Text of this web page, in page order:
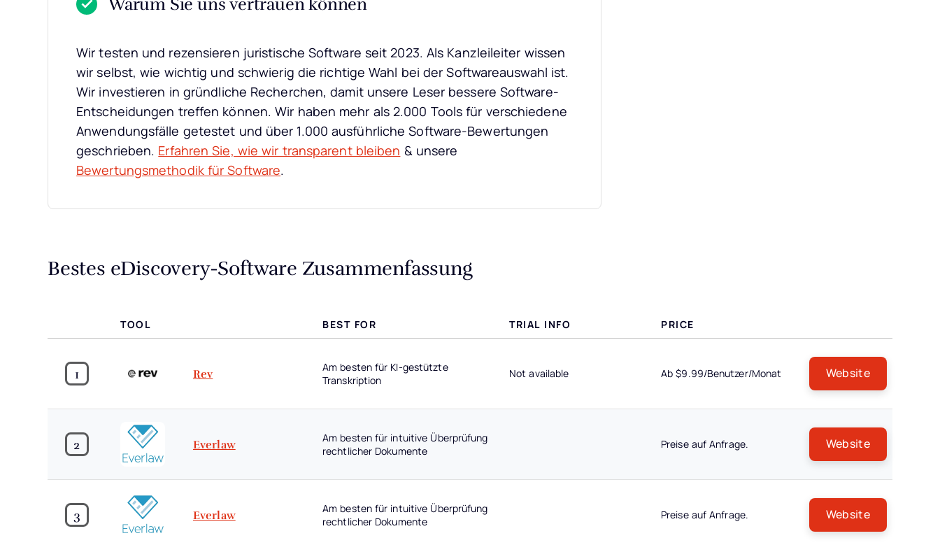
Wir testen und rezensieren juristische Software seit 2023. Als Kanzleileiter wissen
wir selbst, wie wichtig und schwierig die richtige Wahl bei der Softwareauswahl ist.
Wir investieren in gründliche Recherchen, damit unsere Leser bessere Software-
Entscheidungen treffen können. Wir haben mehr als 2.000 Tools für verschiedene
Anwendungsfälle getestet und über 1.000 ausführliche Software-Bewertungen
geschrieben. Erfahren Sie, wie wir transparent bleiben & unsere
Bewertungsmethodik für Software.
Bestes eDiscovery-Software Zusammenfassung
TOOL BEST FOR TRIAL INFO PRICE
1 Rev
Am besten für KI-gestützte
Transkription
Not available Ab $9.99/Benutzer/Monat Website
2 Everlaw
Am besten für intuitive Überprüfung
rechtlicher Dokumente
Preise auf Anfrage. Website
3 Everlaw
Am besten für intuitive Überprüfung
rechtlicher Dokumente
Preise auf Anfrage. Website